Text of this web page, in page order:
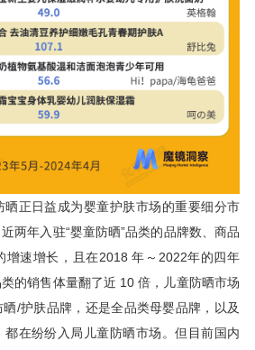
正日益成为婴童护肤市场的重要细分市
两年入驻“婴童防晒”品类的品牌数、商品
增速增长，且在2018 年～2022年的四年
的销售体量翻了近 10 倍，儿童防晒市场
/护肤品牌，还是全品类母婴品牌，以及
在纷纷入局儿童防晒市场。但目前国内